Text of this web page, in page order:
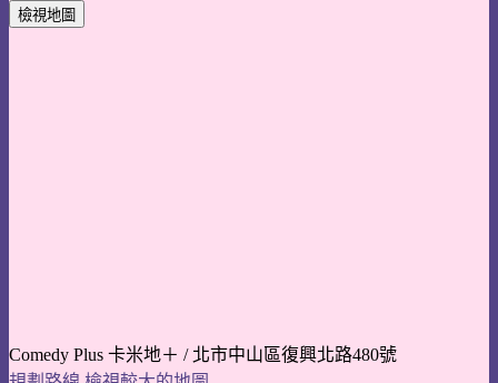
檢視地圖
Comedy Plus 卡米地＋ / 北市中山區復興北路480號